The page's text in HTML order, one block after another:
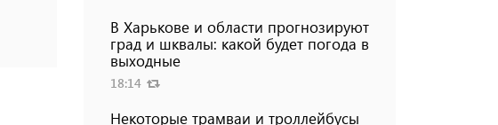
В Харькове и области прогнозируют
град и шквалы: какой будет погода в
выходные
18:14
Некоторые трамваи и троллейбусы